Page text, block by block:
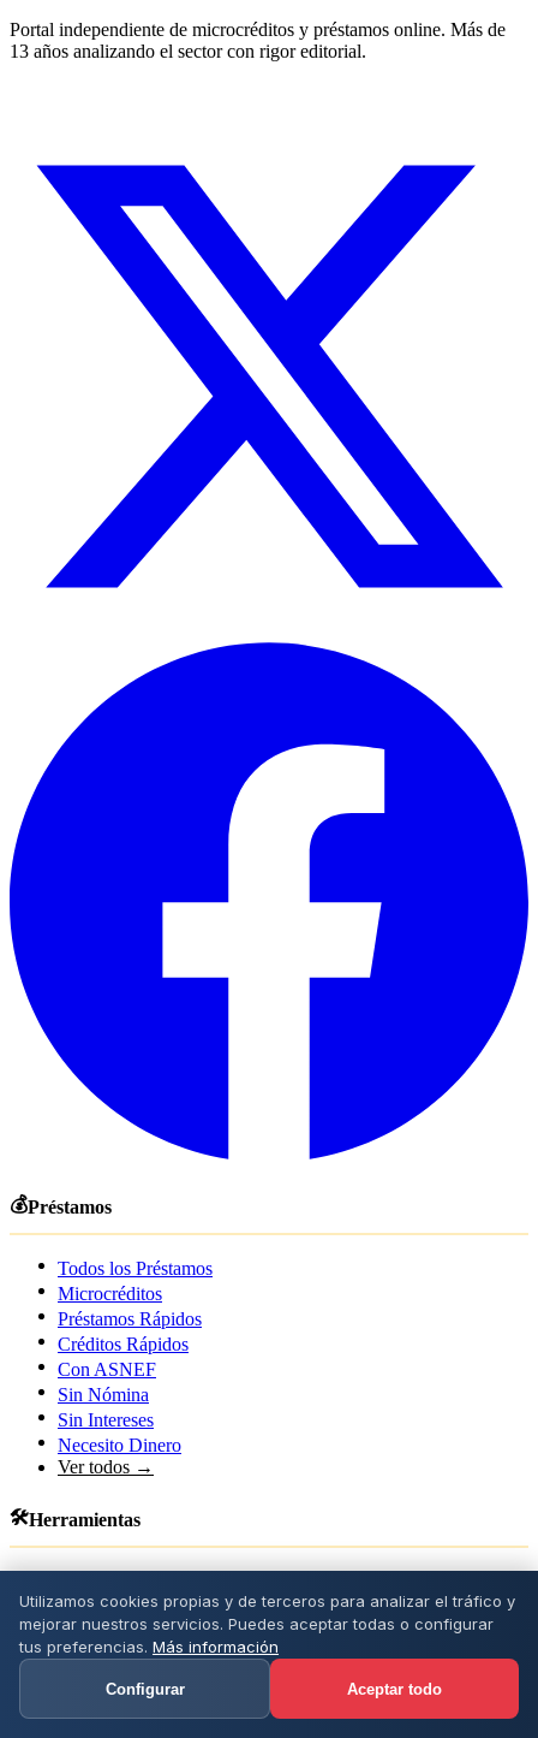
Portal independiente de microcréditos y préstamos online. Más de
13 años analizando el sector con rigor editorial.
💰Préstamos
Todos los Préstamos
Microcréditos
Préstamos Rápidos
Créditos Rápidos
Con ASNEF
Sin Nómina
Sin Intereses
Necesito Dinero
Ver todos →
🛠️Herramientas
Calculadora Cuotas
Simulador TAE
Detector TAE Real
NEW
Test Préstamo
Utilizamos cookies propias y de terceros para analizar el tráfico y
mejorar nuestros servicios. Puedes aceptar todas o configurar
tus preferencias. Más información
Configurar Aceptar todo